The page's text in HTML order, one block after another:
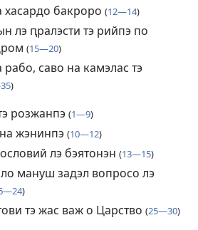
бакроро (12—14)
лэ ԥралэсти тэ рийпэ по
(15—20)
саво на камэлас тэ
)
розжанпэ (1—9)
жэнинпэ (10—12)
лэ бэятонэн (13—15)
мануш задэл вопросо лэ
)
тэ жас важ о Царство (25—30)